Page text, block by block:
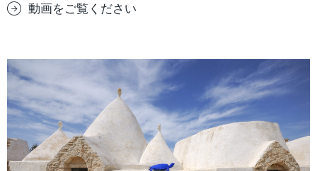
動画をご覧ください